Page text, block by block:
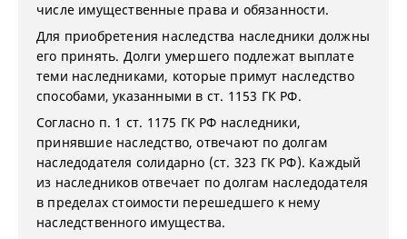
числе имущественные права и обязанности.
Для приобретения наследства наследники должны
его принять. Долги умершего подлежат выплате
теми наследниками, которые примут наследство
способами, указанными в ст. 1153 ГК РФ.
Согласно п. 1 ст. 1175 ГК РФ наследники,
принявшие наследство, отвечают по долгам
наследодателя солидарно (ст. 323 ГК РФ). Каждый
из наследников отвечает по долгам наследодателя
в пределах стоимости перешедшего к нему
наследственного имущества.